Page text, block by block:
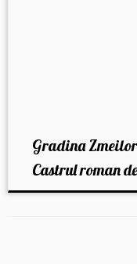
Gradina
Castrul roman